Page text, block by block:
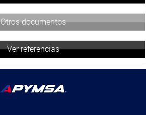
Otros documentos
Ver referencias